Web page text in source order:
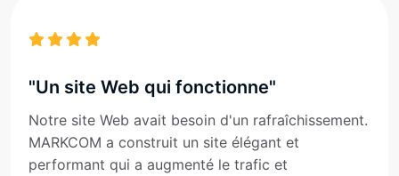
"Un site Web qui fonctionne"
Notre site Web avait besoin d'un rafraîchissement.
MARKCOM a construit un site élégant et
performant qui a augmenté le trafic et